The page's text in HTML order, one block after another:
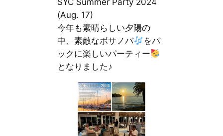
SYC Summer Party 2024
(Aug. 17)
今年も素晴らしい夕陽の
中、素敵なボサノバ
をバ
ックに楽しいパーティー
となりました♪